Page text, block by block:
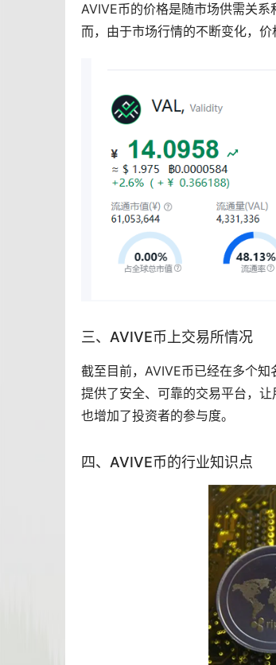
AVIVE币的价格是随市场供需关系
而，由于市场行情的不断变化，
三、AVIVE币上交易所情况
截至目前，AVIVE币已经在多个
提供了安全、可靠的交易平台，
也增加了投资者的参与度。
四、AVIVE币的行业知识点